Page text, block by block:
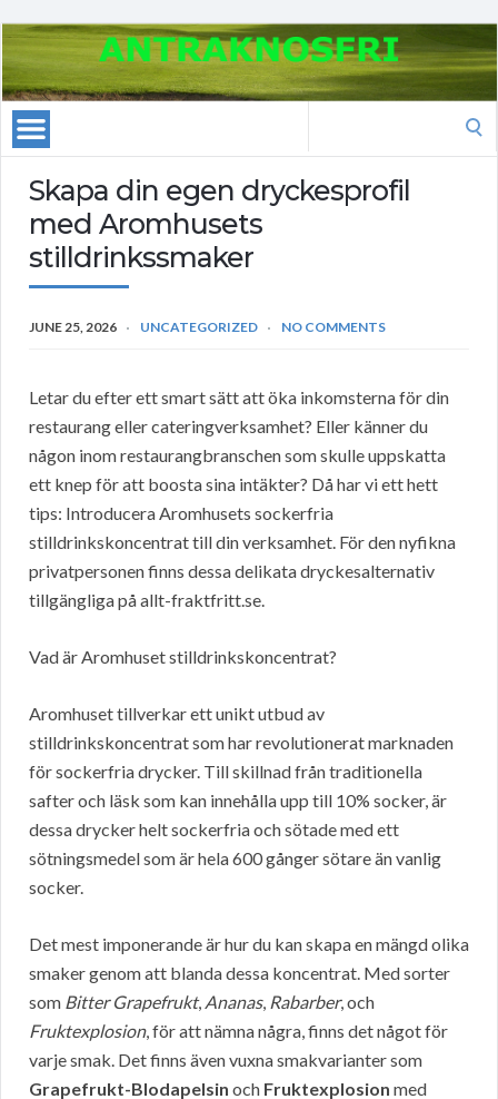
Skapa din egen dryckesprofil
med Aromhusets
stilldrinkssmaker
JUNE 25, 2026 UNCATEGORIZED NO COMMENTS
Letar du efter ett smart sätt att öka inkomsterna för din
restaurang eller cateringverksamhet? Eller känner du
någon inom restaurangbranschen som skulle uppskatta
ett knep för att boosta sina intäkter? Då har vi ett hett
tips: Introducera Aromhusets sockerfria
stilldrinkskoncentrat till din verksamhet. För den nyfikna
privatpersonen finns dessa delikata dryckesalternativ
tillgängliga på allt-fraktfritt.se.
Vad är Aromhuset stilldrinkskoncentrat?
Aromhuset tillverkar ett unikt utbud av
stilldrinkskoncentrat som har revolutionerat marknaden
för sockerfria drycker. Till skillnad från traditionella
safter och läsk som kan innehålla upp till 10% socker, är
dessa drycker helt sockerfria och sötade med ett
sötningsmedel som är hela 600 gånger sötare än vanlig
socker.
Det mest imponerande är hur du kan skapa en mängd olika
smaker genom att blanda dessa koncentrat. Med sorter
som Bitter Grapefrukt, Ananas, Rabarber, och
Fruktexplosion, för att nämna några, finns det något för
varje smak. Det finns även vuxna smakvarianter som
Grapefrukt-Blodapelsin och Fruktexplosion med